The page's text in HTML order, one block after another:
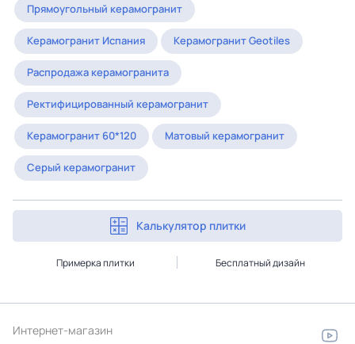
Прямоугольный керамогранит
Керамогранит Испания Керамогранит Geotiles
Распродажа керамогранита
Ректифицированный керамогранит
Керамогранит 60*120 Матовый керамогранит
Серый керамогранит
Калькулятор плитки
Примерка плитки Бесплатный дизайн
Интернет-магазин